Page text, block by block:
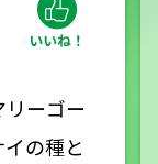
ーゴー
の種と